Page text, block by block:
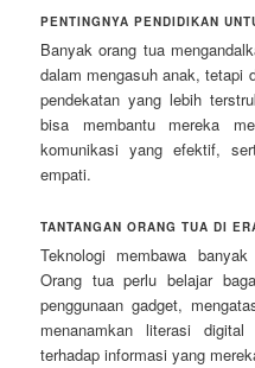
PENTINGNYA PENDIDIKAN
Banyak orang tua
dalam mengasuh anak, tetapi
pendekatan yang lebih
bisa membantu mereka
komunikasi yang efektif,
empati.
TANTANGAN ORANG TUA DI
Teknologi membawa
Orang tua perlu belajar
penggunaan gadget,
menanamkan literasi
terhadap informasi yang